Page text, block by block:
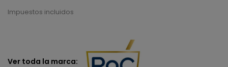
Impuestos incluidos
Ver toda la marca: